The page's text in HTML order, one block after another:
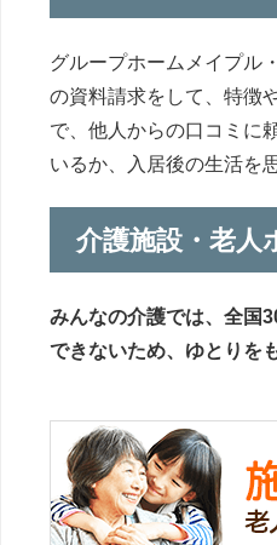
グループホームメイプル
の資料請求をして、特徴
で、他人からの口コミに
いるか、入居後の生活を
介護施設・老人
みんなの介護では、全国
できないため、ゆとりを